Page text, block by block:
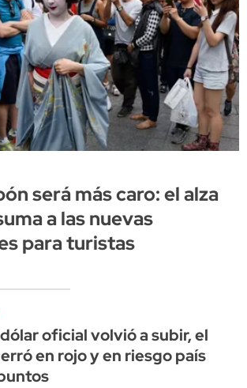
será más caro: el alza
a las nuevas
para turistas
oficial volvió a subir, el
en rojo y en riesgo país